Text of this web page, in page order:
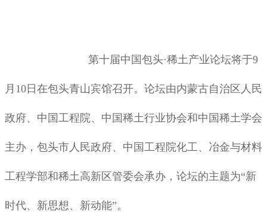
第十届中国包头·稀土产业论坛将于9
月10日在包头青山宾馆召开。论坛由内蒙古自治区人民
政府、中国工程院、中国稀土行业协会和中国稀土学会
主办，包头市人民政府、中国工程院化工、冶金与材料
工程学部和稀土高新区管委会承办，论坛的主题为“新
时代、新思想、新动能”。